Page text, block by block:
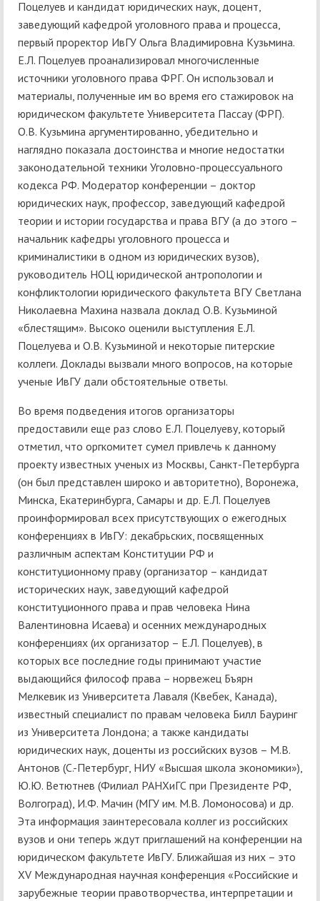
Поцелуев и кандидат юридических наук, доцент,
заведующий кафедрой уголовного права и процесса,
первый проректор ИвГУ Ольга Владимировна Кузьмина.
Е.Л. Поцелуев проанализировал многочисленные
источники уголовного права ФРГ. Он использовал и
материалы, полученные им во время его стажировок на
юридическом факультете Университета Пассау (ФРГ).
О.В. Кузьмина аргументированно, убедительно и
наглядно показала достоинства и многие недостатки
законодательной техники Уголовно-процессуального
кодекса РФ. Модератор конференции – доктор
юридических наук, профессор, заведующий кафедрой
теории и истории государства и права ВГУ (а до этого –
начальник кафедры уголовного процесса и
криминалистики в одном из юридических вузов),
руководитель НОЦ юридической антропологии и
конфликтологии юридического факультета ВГУ Светлана
Николаевна Махина назвала доклад О.В. Кузьминой
«блестящим». Высоко оценили выступления Е.Л.
Поцелуева и О.В. Кузьминой и некоторые питерские
коллеги. Доклады вызвали много вопросов, на которые
ученые ИвГУ дали обстоятельные ответы.
Во время подведения итогов организаторы
предоставили еще раз слово Е.Л. Поцелуеву, который
отметил, что оргкомитет сумел привлечь к данному
проекту известных ученых из Москвы, Санкт-Петербурга
(он был представлен широко и авторитетно), Воронежа,
Минска, Екатеринбурга, Самары и др. Е.Л. Поцелуев
проинформировал всех присутствующих о ежегодных
конференциях в ИвГУ: декабрьских, посвященных
различным аспектам Конституции РФ и
конституционному праву (организатор – кандидат
исторических наук, заведующий кафедрой
конституционного права и прав человека Нина
Валентиновна Исаева) и осенних международных
конференциях (их организатор – Е.Л. Поцелуев), в
которых все последние годы принимают участие
выдающийся философ права – норвежец Бъярн
Мелкевик из Университета Лаваля (Квебек, Канада),
известный специалист по правам человека Билл Бауринг
из Университета Лондона; а также кандидаты
юридических наук, доценты из российских вузов – М.В.
Антонов (С.-Петербург, НИУ «Высшая школа экономики»),
Ю.Ю. Ветютнев (Филиал РАНХиГС при Президенте РФ,
Волгоград), И.Ф. Мачин (МГУ им. М.В. Ломоносова) и др.
Эта информация заинтересовала коллег из российских
вузов и они теперь ждут приглашений на конференции на
юридическом факультете ИвГУ. Ближайшая из них – это
XV Международная научная конференция «Российские и
зарубежные теории правотворчества, интерпретации и